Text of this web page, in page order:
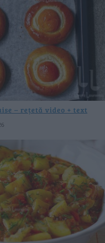
– rețetă video + text